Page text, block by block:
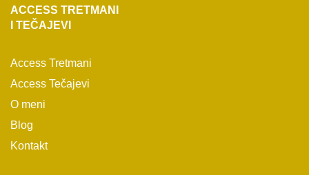
ACCESS TRETMANI
I TEČAJEVI
Access Tretmani
Access Tečajevi
O meni
Blog
Kontakt